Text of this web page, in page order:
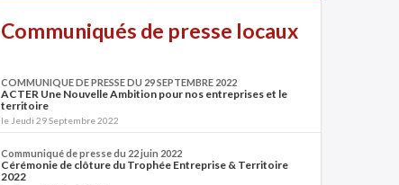
Communiqués de presse locaux
COMMUNIQUE DE PRESSE DU 29 SEPTEMBRE 2022
ACTER Une Nouvelle Ambition pour nos entreprises et le
territoire
le Jeudi 29 Septembre 2022
Communiqué de presse du 22 juin 2022
Cérémonie de clôture du Trophée Entreprise & Territoire
2022